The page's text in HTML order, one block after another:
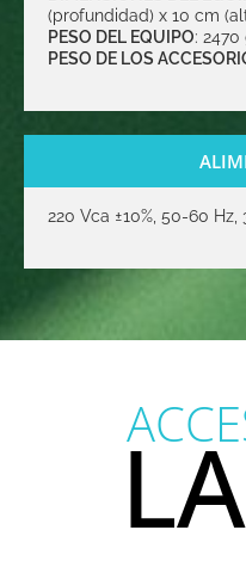
(profundidad) x 10 cm
PESO DEL EQUIPO: 2470
PESO DE LOS
220 Vca ±10%, 50-60 Hz,